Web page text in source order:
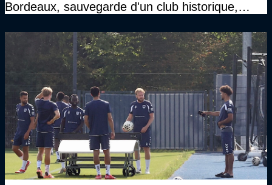
Bordeaux, sauvegarde d'un club historique,